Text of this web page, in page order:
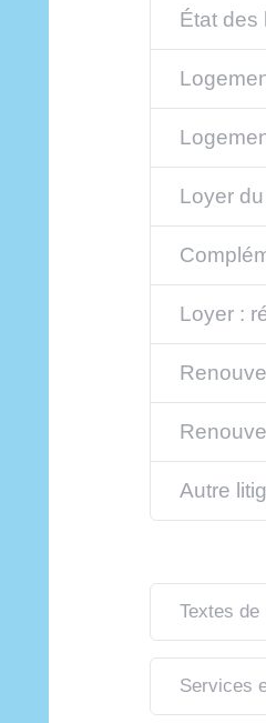
État des
Loyer
Loyer :
Autre
Textes de
Services